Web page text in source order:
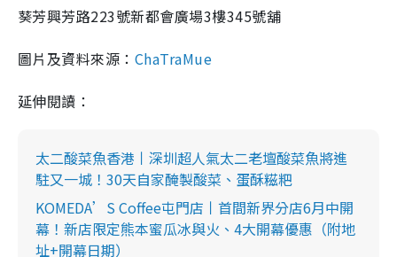
葵芳興芳路223號新都會廣場3樓345號舖
圖片及資料來源： ChaTraMue
延伸閱讀：
太二酸菜魚香港丨深圳超人氣太二老壇酸菜魚將進
駐又一城！30天自家醃製酸菜、蛋酥糍粑
KOMEDA’S Coffee屯門店丨首間新界分店6月中開
幕！新店限定熊本蜜瓜冰與火、4大開幕優惠（附地
址+開幕日期）